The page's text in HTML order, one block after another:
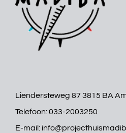
Liendersteweg 87 3815 BA
Telefoon:033-2003250
E-mail: